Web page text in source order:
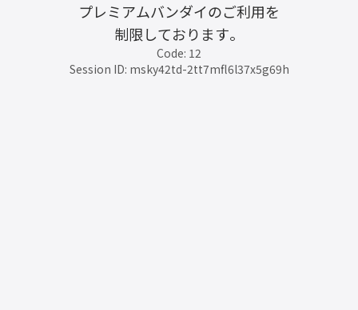
プレミアムバンダイのご利用を
制限しております。
Code: 12
Session ID: msky42td-2tt7mfl6l37x5g69h